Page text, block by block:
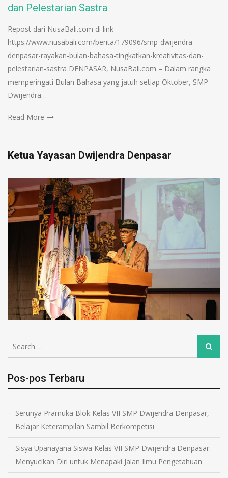
dan Pelestarian Sastra
Repost dari NusaBali.com di link
https://www.nusabali.com/berita/179096/smp-dwijendra-
denpasar-rayakan-bulan-bahasa-tingkatkan-kreativitas-dan-
pelestarian-sastra DENPASAR, NusaBali.com – Dalam rangka
memperingati Bulan Bahasa yang jatuh setiap Oktober, SMP
Dwijendra…
Read More
Ketua Yayasan Dwijendra Denpasar
Pos-pos Terbaru
Serunya Pramuka Blok Kelas VII SMP Dwijendra Denpasar,
Belajar Keterampilan Sambil Berkompetisi
Sisya Upanayana Siswa Kelas VII SMP Dwijendra Denpasar:
Menyucikan Diri untuk Menapaki Jalan Ilmu Pengetahuan